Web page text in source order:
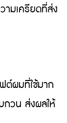
ามเครียดที่ส่ง
ต์ผมที่ใช้มาก
กวน ส่งผลให้